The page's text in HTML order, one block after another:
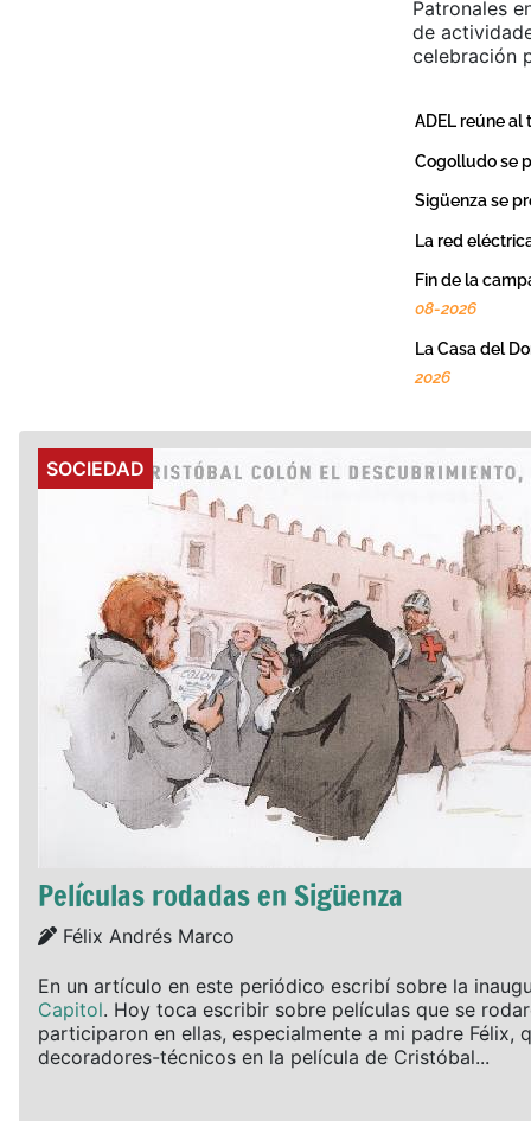
Details
SOCIEDAD
Películas rodadas en Sigüenza
Details
Félix Andrés Marco
En un artículo en este periódico escribí sobre la
Capitol. Hoy toca escribir sobre películas que se
participaron en ellas, especialmente a mi padre
decoradores-técnicos en la película de Cristóbal...
Patronales
de
celebración
ADEL reúne
Cogolludo se
Sigüenza se
La red
Fin de la
08-2026
La Casa del
2026